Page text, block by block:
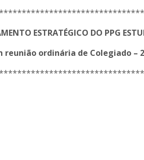
ESTRATÉGICO DO PPG
reunião ordinária de Colegiado –